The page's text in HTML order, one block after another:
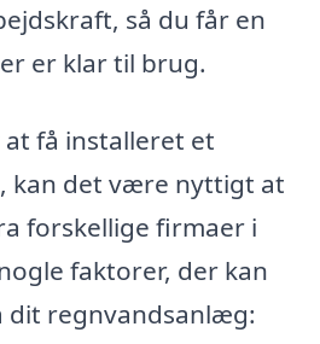
så du får en
er klar til brug.
få installeret et
kan det være nyttigt at
forskellige firmaer i
faktorer, der kan
dit regnvandsanlæg: